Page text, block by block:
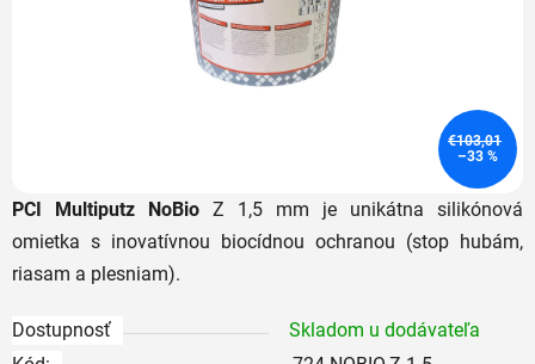
PCI Multiputz NoBio Z 1,5 mm je unikátna silikónová
omietka s inovatívnou biocídnou ochranou (stop hubám,
riasam a plesniam).
Dostupnosť
Skladom u dodávateľa
€103,01
–33 %